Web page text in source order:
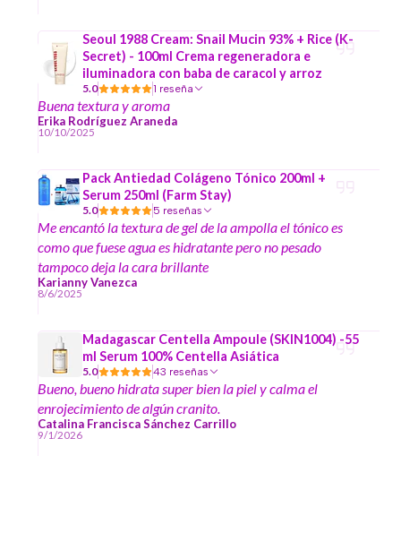
Seoul 1988 Cream: Snail Mucin 93% + Rice (K-
Secret) - 100ml Crema regeneradora e
iluminadora con baba de caracol y arroz
5.0 1 reseña
Buena textura y aroma
Erika Rodríguez Araneda
10/10/2025
Pack Antiedad Colágeno Tónico 200ml +
Serum 250ml (Farm Stay)
5.0 5 reseñas
Me encantó la textura de gel de la ampolla el tónico es
como que fuese agua es hidratante pero no pesado
tampoco deja la cara brillante
Karianny Vanezca
8/6/2025
Madagascar Centella Ampoule (SKIN1004) -55
ml Serum 100% Centella Asiática
5.0 43 reseñas
Bueno, bueno hidrata super bien la piel y calma el
enrojecimiento de algún cranito.
Catalina Francisca Sánchez Carrillo
9/1/2026